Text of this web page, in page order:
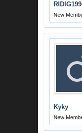
New
Kyky
New